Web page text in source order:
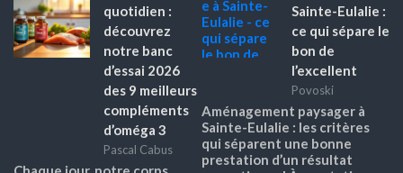
quotidien :
découvrez
notre banc
d’essai 2026
des 9 meilleurs
compléments
d’oméga 3
Pascal Cabus
Sainte-Eulalie :
ce qui sépare le
bon de
l’excellent
Povoski
Aménagement paysager à
Sainte-Eulalie : les critères
qui séparent une bonne
prestation d’un résultat